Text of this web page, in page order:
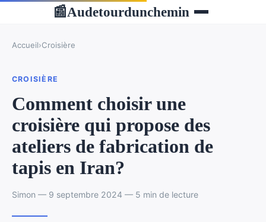
📰Audetourdunchemin
Accueil›Croisière
CROISIÈRE
Comment choisir une
croisière qui propose des
ateliers de fabrication de
tapis en Iran?
Simon — 9 septembre 2024 — 5 min de lecture